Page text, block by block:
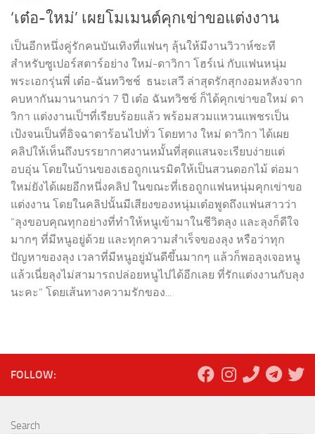
‘เต๋อ-ใหม่’ เผยโมเมนต์คุกเข่าขอแต่งงาน
เป็นอีกหนึ่งคู่รักคนบันเทิงที่แฟนๆ ลุ้นให้มีงานวิวาห์ซะที
สำหรับซูเปอร์สตาร์อย่าง ใหม่-ดาวิกา โฮร์เน่ กับแฟนหนุ่ม
พระเอกรุ่นพี่ เต๋อ-ฉันทวิชช์ ธนะเสวี ล่าสุดรักสุกงอมหลังจาก
คบหากันมานานกว่า 7 ปี เต๋อ ฉันทวิชช์ ก็ได้คุกเข่าขอใหม่ ดา
วิกา แต่งงานเป็ฯที่เรียบร้อยแล้ว พร้อมสวมแหวนเเพชรเป็น
เป้งจนเป็นที่อิจฉาตาร้อนไปทั่ว โดยทาง ใหม่ ดาวิกา ได้เผย
คลิปให้เห็นถึงบรรยากาศงานหมั้นที่สุดแสนจะเรียบง่ายแต่
อบอุ่น โดยในบ้านของเธอถูกเนรมิตให้เป็นสวนดอกไม้ ต่อมา
ใหม่ยังได้เผยอีกหนึ่งคลิป ในขณะที่เธอถูกแฟนหนุ่มคุกเข่าขอ
แต่งงาน โดยในคลิปนั้นมีเสียงของหนุ่มเต๋อพูดถึงแฟนสาวว่า
“ลุงขอบคุณทุกอย่างที่ทำให้หนูเข้ามาในชีวิตลุง และลุงก็ดีใจ
มากๆ ที่มีหนูอยู่ด้วย และทุกความสำเร็จของลุง หรือว่าทุก
ปัญหาของลุง เวลาที่มีหนูอยู่มันดีขึ้นมากๆ แล้วก็พอลุงเจอหนู
แล้วเนี่ยลุงไม่สามารถปล่อยหนูไปได้อีกเลย ที่รักแต่งงานกับลุง
นะคะ” โดยเส้นทางความรักของ...
FOLLOW:
Search